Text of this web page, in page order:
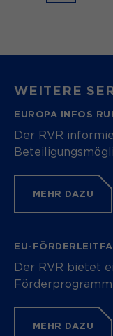
WEITERE
EUROPA INFOS
Der RVR
MEHR DAZU
EU-
Der RVR bietet
MEHR DAZU